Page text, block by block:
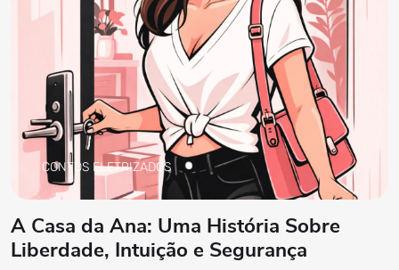
CONTOS ELETRIZADOS
A Casa da Ana: Uma História Sobre
Liberdade, Intuição e Segurança